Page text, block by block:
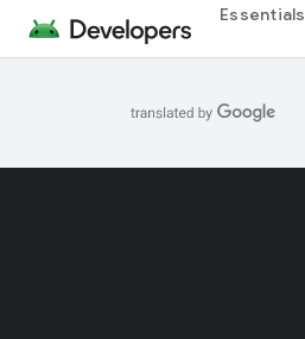
Essentials